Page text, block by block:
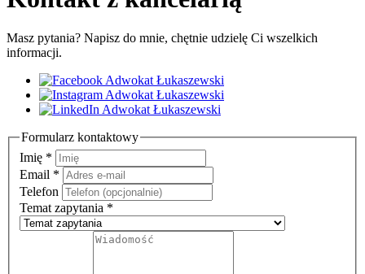
Masz pytania? Napisz do mnie, chętnie udzielę Ci wszelkich
informacji.
Formularz kontaktowy
Imię *
Email *
Telefon
Temat zapytania *